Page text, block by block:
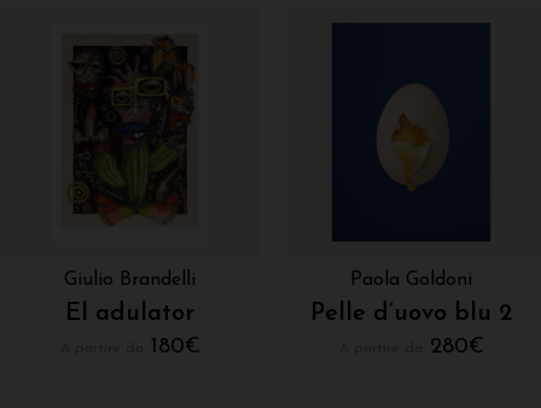
Giulio Brandelli
El adulator
180€
Paola Goldoni
Pelle d’uovo blu 2
280€